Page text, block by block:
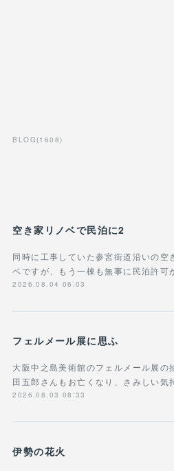
BLOG (1608)
空き家リノベで民泊に2
同時に工事していた参宮街道沿いの空
ベですが、もう一棟も無事に民泊許可
2026.08.04 06:03
フェルメール展に思ふ
大阪中之島美術館のフェルメール展の
田五郎さんもお亡くなり、さみしい気
2026.08.03 08:33
伊勢の花火